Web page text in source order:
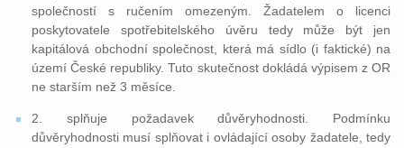
společností s ručením omezeným. Žadatelem o licenci
poskytovatele spotřebitelského úvěru tedy může být jen
kapitálová obchodní společnost, která má sídlo (i faktické) na
území České republiky. Tuto skutečnost dokládá výpisem z OR
ne starším než 3 měsíce.
2. splňuje požadavek důvěryhodnosti. Podmínku
důvěryhodnosti musí splňovat i ovládající osoby žadatele, tedy